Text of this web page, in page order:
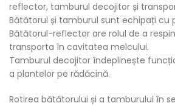
reflector, tamburul decojitor și
Bătătorul și tamburul sunt echipați cu
Bătătorul-reflector are rolul de a
transporta în cavitatea melcului.
Tamburul decojitor îndeplinește
a plantelor pe rădăcină.
Rotirea bătătorului și a tamburului în